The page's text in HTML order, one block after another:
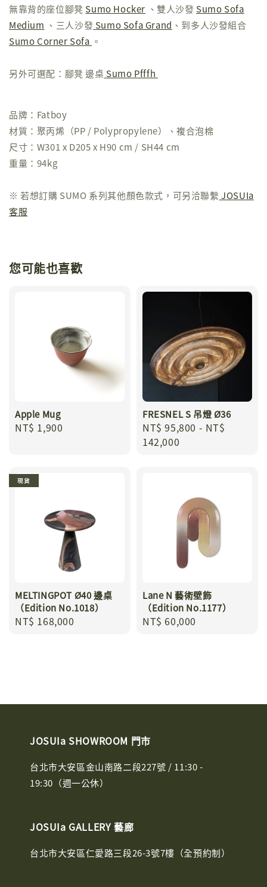
無靠背的座位腳凳 Sumo Hocker 、雙人沙發 Sumo Sofa
Medium 、三人沙發 Sumo Sofa Grand 、到多人沙發組合
Sumo Corner Sofa 。
另外可選配：腳凳 邊桌 Sumo Pfffh
品牌：Fatboy
材質：聚丙烯（PP / Polypropylene）、複合泡棉
尺寸：W301 x D205 x H90 cm / SH44 cm
重量：94kg
※ 若想訂購 SUMO 系列其他顏色款式，可另洽聯繫 JOSUIa
客服
您可能也喜歡
Apple Mug
Regular
NT$ 1,900
FRESNEL S 吊燈 Ø36
Regular
price
NT$ 95,800 - NT$
142,000
現貨
MELTINGPOT Ø40 邊桌
（Edition No.1018）
Regular
NT$ 168,000
Lane N 藝術壁飾
（Edition No.1177）
Regular
NT$ 60,000
JOSUIa SHOWROOM 門市
台北市大安區金山南路二段227號 / 11:30 -
19:30（週一公休）
JOSUIa GALLERY 藝廊
台北市大安區仁愛路三段26-3號7樓（全預約制）